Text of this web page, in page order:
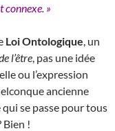
connexe. »
Loi Ontologique , un
l’être , pas une idée
ou l’expression
ancienne
se passe pour tous
Bien !